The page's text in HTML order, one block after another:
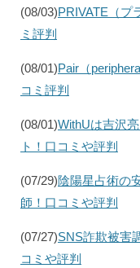
(08/03)PRIVATE（プ
ミ評判
(08/01)Pair（
コミ評判
(08/01)WithUは吉沢
ト！口コミや評判
(07/29)陰陽星占術の
師！口コミや評判
(07/27)SNS詐欺被害
コミや評判